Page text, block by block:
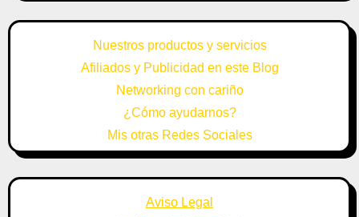
Nuestros productos y servicios
Afiliados y Publicidad en este Blog
Networking con cariño
¿Cómo ayudarnos?
Mis otras Redes Sociales
Aviso Legal